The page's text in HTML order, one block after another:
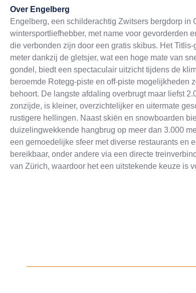
Over Engelberg
Engelberg, een schilderachtig Zwitsers bergdorp
wintersportliefhebber, met name voor gevorderden
die verbonden zijn door een gratis skibus. Het
meter dankzij de gletsjer, wat een hoge mate van
gondel, biedt een spectaculair uitzicht tijdens de
beroemde Rotegg-piste en off-piste mogelijkheden
behoort. De langste afdaling overbrugt maar liefst
zonzijde, is kleiner, overzichtelijker en uitermate
rustigere hellingen. Naast skiën en snowboarden
duizelingwekkende hangbrug op meer dan 3.000
een gemoedelijke sfeer met diverse restaurants en
bereikbaar, onder andere via een directe
van Zürich, waardoor het een uitstekende keuze is